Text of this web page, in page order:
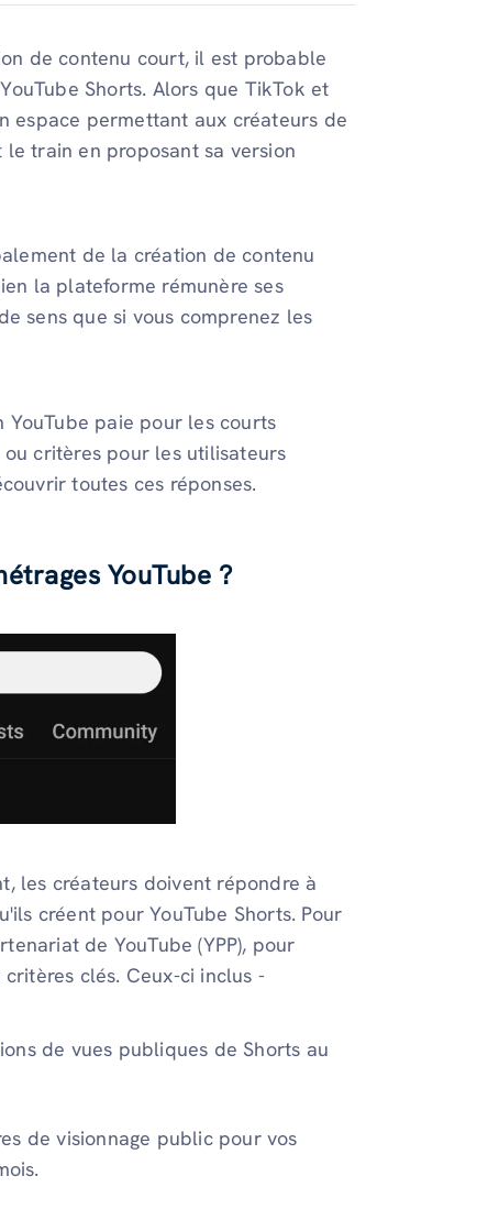
de contenu court, il est probable
Shorts. Alors que TikTok et
espace permettant aux créateurs de
train en proposant sa version
de la création de contenu
la plateforme rémunère ses
sens que si vous comprenez les
YouTube paie pour les courts
critères pour les utilisateurs
toutes ces réponses.
YouTube ?
les créateurs doivent répondre à
créent pour YouTube Shorts. Pour
de YouTube (YPP), pour
clés. Ceux-ci inclus -
de vues publiques de Shorts au
de visionnage public pour vos